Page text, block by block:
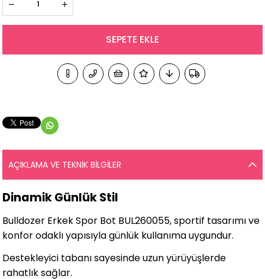
AÇIKLAMA VE TEKNIK BILGILER
Dinamik Günlük Stil
Bulldozer Erkek Spor Bot BUL260055, sportif tasarımı ve
konfor odaklı yapısıyla günlük kullanıma uygundur.
Destekleyici tabanı sayesinde uzun yürüyüşlerde
rahatlık sağlar.